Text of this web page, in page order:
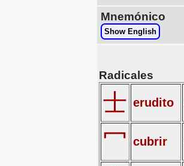
Mnemónico
Show English
Radicales
士 erudito
冖 cubrir